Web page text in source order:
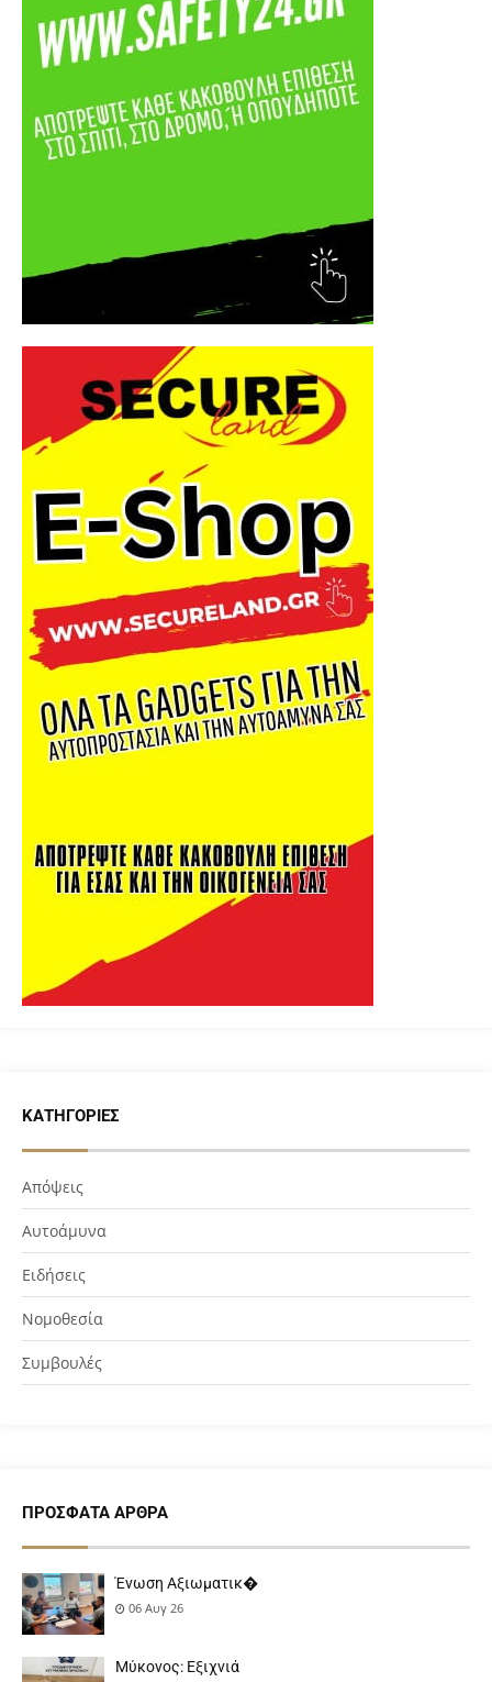
ΚΑΤΗΓΟΡΊΕΣ
Απόψεις
Αυτοάμυνα
Ειδήσεις
Νομοθεσία
Συμβουλές
ΠΡΌΣΦΑΤΑ ΆΡΘΡΑ
Ένωση Αξιωματικ�
06 Αυγ 26
Μύκονος: Εξιχνιά